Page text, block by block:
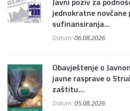
jednokratne novčane
sufinansiranja...
Datum:06.08.2026
Obavještenje o
javne rasprave o
zaštitu...
Datum:05.08.2026